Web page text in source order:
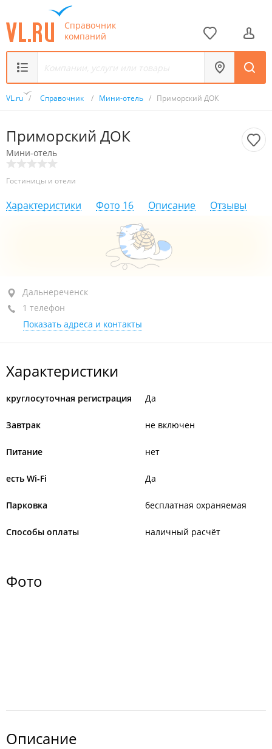
Справочник
компаний
VL.ru / Справочник / Мини-отель / Приморский ДОК
Приморский ДОК
Мини-отель
Гостиницы и отели
Характеристики Фото 16 Описание Отзывы
Дальнереченск, ул. Шевченко, 1
+7 914 670-45-27
круглосуточно
Дальнереченск
1 телефон
Показать адреса и контакты
Характеристики
круглосуточная регистрация Да
Завтрак не включен
Питание нет
есть Wi-Fi Да
Парковка бесплатная охраняемая
Способы оплаты наличный расчёт
Фото
Описание